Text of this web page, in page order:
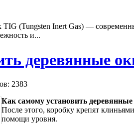
TIG (Tungsten Inert Gas) —
и...
деревянные
2383
Как самому установить деревянные
После этого, коробку крепят
помощи уровня.